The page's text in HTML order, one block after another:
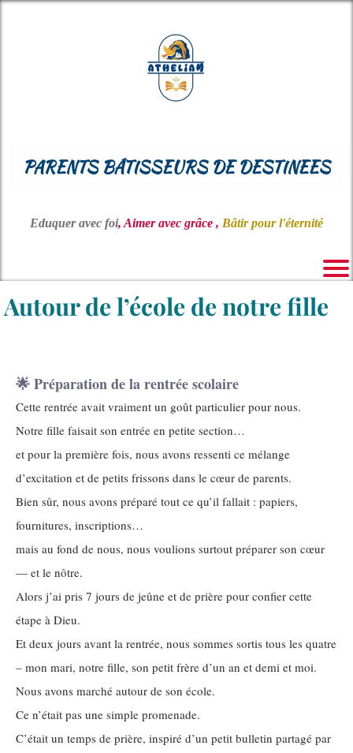
PARENTS BÂTISSEURS DE DESTINEES
Eduquer avec foi, Aimer avec grâce , Bâtir pour l'éternité
Autour de l’école de notre fille
🌟 Préparation de la rentrée scolaire
Cette rentrée avait vraiment un goût particulier pour nous.
Notre fille faisait son entrée en petite section…
et pour la première fois, nous avons ressenti ce mélange
d’excitation et de petits frissons dans le cœur de parents.
Bien sûr, nous avons préparé tout ce qu’il fallait : papiers,
fournitures, inscriptions…
mais au fond de nous, nous voulions surtout préparer son cœur
— et le nôtre.
Alors j’ai pris 7 jours de jeûne et de prière pour confier cette
étape à Dieu.
Et deux jours avant la rentrée, nous sommes sortis tous les quatre
– mon mari, notre fille, son petit frère d’un an et demi et moi.
Nous avons marché autour de son école.
Ce n’était pas une simple promenade.
C’était un temps de prière, inspiré d’un petit bulletin partagé par